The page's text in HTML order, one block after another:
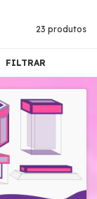
23 produtos
FILTRAR